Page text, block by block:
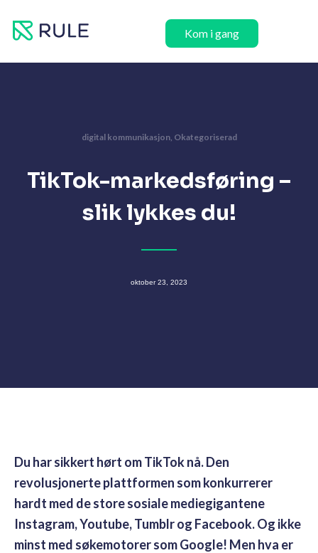
rett
Kom i gang
digital kommunikasjon, Okategoriserad
TikTok-markedsføring –
slik lykkes du!
oktober 23, 2023
Du har sikkert hørt om TikTok nå. Den
revolusjonerte plattformen som konkurrerer
hardt med de store sosiale mediegigantene
Instagram, Youtube, Tumblr og Facebook. Og ikke
minst med søkemotorer som Google! Men hva er